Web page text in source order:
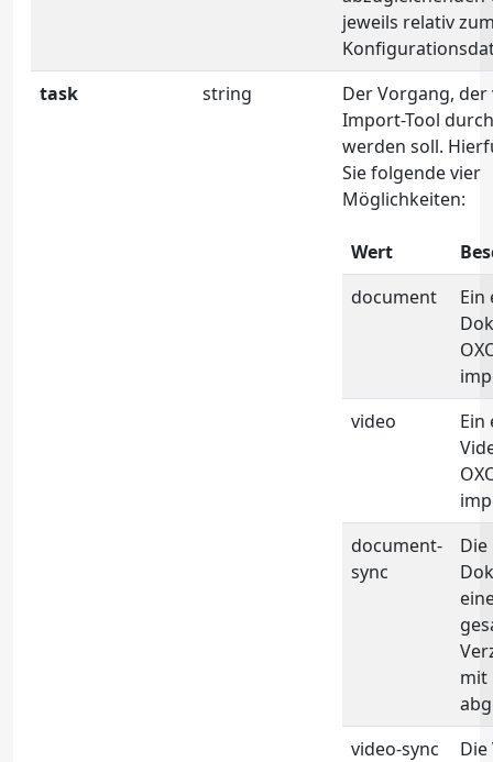
jeweils relativ
task
string
Der Vorgang, der
Import-Tool
werden soll.
Sie folgende vier
Möglichkeiten:
Wert
document
Ein
video
Ein
document-
sync
Die
mit
video-sync
Die